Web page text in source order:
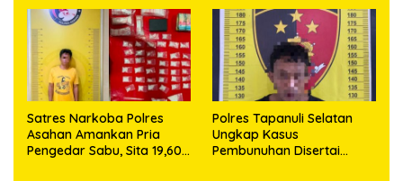
63,67 Gram Sabu
Satres Narkoba Polres
Asahan Amankan Pria
Pengedar Sabu, Sita 19,60
Polres Tapanuli Selatan
Ungkap Kasus
Pembunuhan Disertai